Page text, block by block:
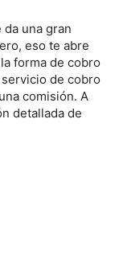
una gran
eso te abre
forma de cobro
de cobro
comisión. A
detallada de